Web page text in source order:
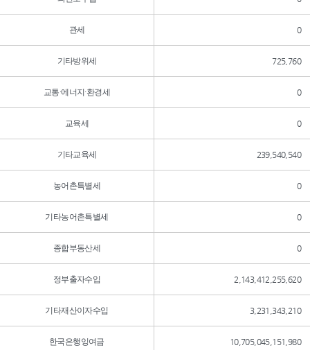
관세 0
기타방위세 725,760
교통·에너지·환경세 0
교육세 0
기타교육세 239,540,540
농어촌특별세 0
기타농어촌특별세 0
종합부동산세 0
정부출자수입 2,143,412,255,620
기타재산이자수입 3,231,343,210
한국은행잉여금 10,705,045,151,980